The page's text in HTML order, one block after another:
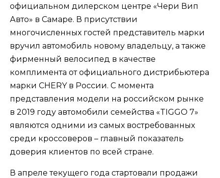
официальном дилерском центре «Чери Вип
Авто» в Самаре. В присутствии
многочисленных гостей представитель марки
вручил автомобиль новому владельцу, а также
фирменный велосипед в качестве
комплимента от официального дистрибьютера
марки CHERY в России. С момента
представления модели на российском рынке
в 2019 году автомобили семейства «TIGGO 7»
являются одними из самых востребованных
среди кроссоверов – главный показатель
доверия клиентов по всей стране.
В апреле текущего года стартовали продажи